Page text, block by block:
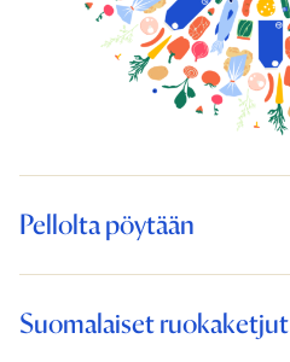
Pellolta pöytään
Suomalaiset ruokaketjut